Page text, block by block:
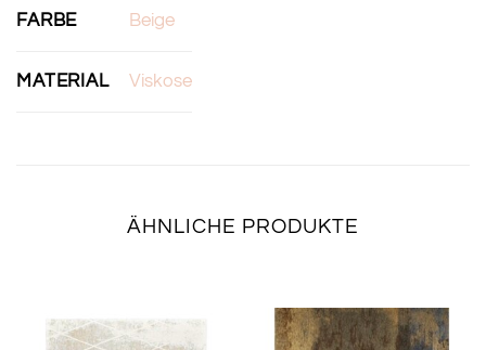
FARBE Beige
MATERIAL Viskose
ÄHNLICHE PRODUKTE